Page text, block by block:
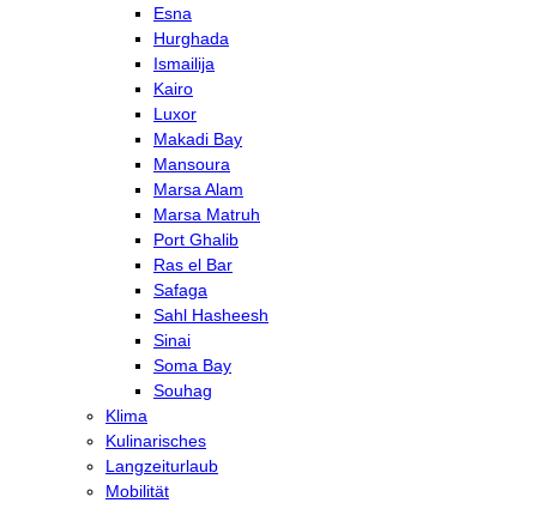
Esna
Hurghada
Ismailija
Kairo
Luxor
Makadi Bay
Mansoura
Marsa Alam
Marsa Matruh
Port Ghalib
Ras el Bar
Safaga
Sahl Hasheesh
Sinai
Soma Bay
Souhag
Klima
Kulinarisches
Langzeiturlaub
Mobilität